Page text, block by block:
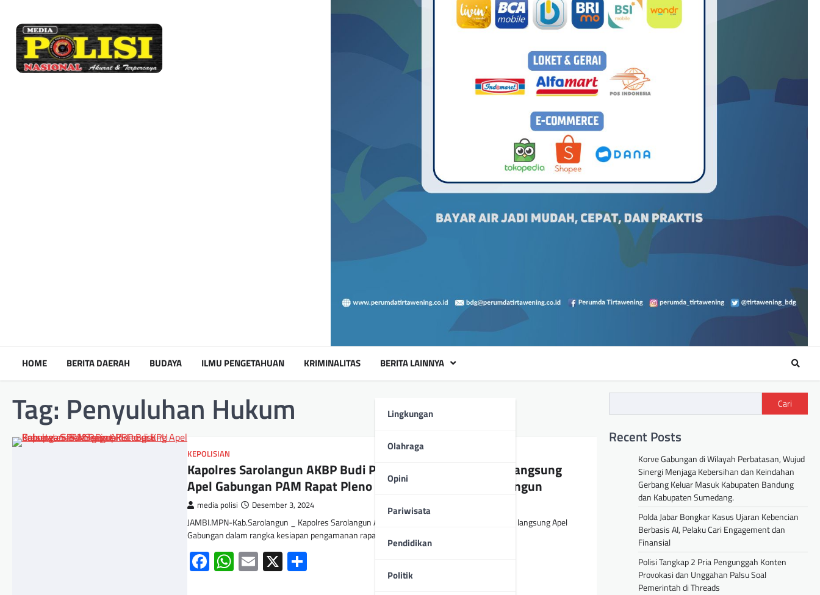
HOME BERITA DAERAH BUDAYA ILMU PENGETAHUAN KRIMINALITAS BERITA LAINNYA
Lingkungan
Olahraga
Opini
Pariwisata
Pendidikan
Politik
Tag: Penyuluhan Hukum
KEPOLISIAN
Kapolres Sarolangun AKBP Budi Prasetya SIK MSi Pimpin Langsung
Apel Gabungan PAM Rapat Pleno di KPU Kabupaten Sarolangun
media polisi Desember 3, 2024
JAMBI.MPN-Kab.Sarolangun _ Kapolres Sarolangun AKBP Budi Prasetya SIK MSi memimpin langsung Apel
Gabungan dalam rangka kesiapan pengamanan rapat pleno terbuka…
Facebook
WhatsApp
Email
X
Cari
Recent Posts
Korve Gabungan di Wilayah Perbatasan, Wujud
Sinergi Menjaga Kebersihan dan Keindahan
Gerbang Keluar Masuk Kabupaten Bandung
dan Kabupaten Sumedang.
Polda Jabar Bongkar Kasus Ujaran Kebencian
Berbasis AI, Pelaku Cari Engagement dan
Finansial
Polisi Tangkap 2 Pria Pengunggah Konten
Provokasi dan Unggahan Palsu Soal
Pemerintah di Threads